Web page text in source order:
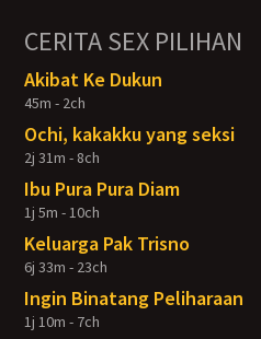
CERITA SEX PILIHAN
Akibat Ke Dukun
45m - 2ch
Ochi, kakakku yang seksi
2j 31m - 8ch
Ibu Pura Pura Diam
1j 5m - 10ch
Keluarga Pak Trisno
6j 33m - 23ch
Ingin Binatang Peliharaan
1j 10m - 7ch